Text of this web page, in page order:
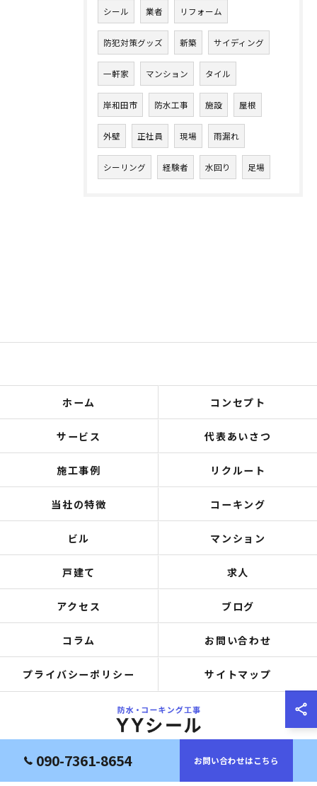
シール 業者 リフォーム
防犯対策グッズ 新築 サイディング
一軒家 マンション タイル
岸和田市 防水工事 施設 屋根
外壁 正社員 現場 雨漏れ
シーリング 経験者 水回り 足場
090-7361-8654 お問い合わせはこちら
ホーム コンセプト
サービス 代表あいさつ
施工事例 リクルート
当社の特徴 コーキング
ビル マンション
戸建て 求人
アクセス ブログ
コラム お問い合わせ
プライバシーポリシー サイトマップ
© 2026 大阪府岸和田市の防水工事ならYYシール ALL RIGHTS RESERVED.